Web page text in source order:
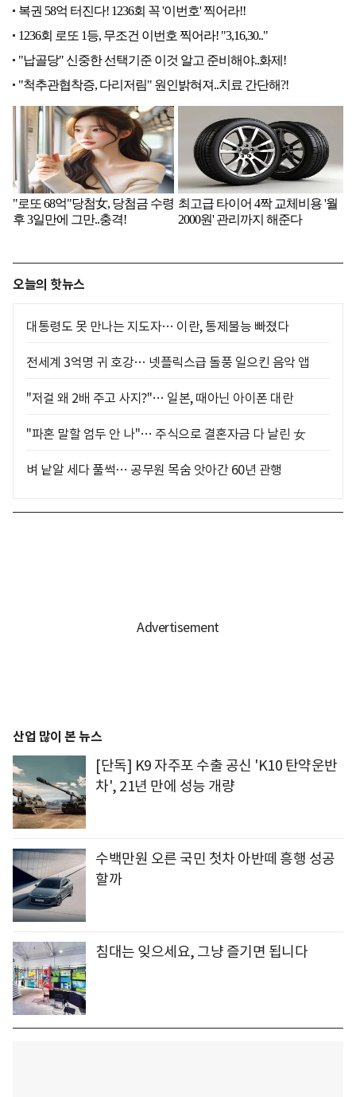
오늘의 핫뉴스
대통령도 못 만나는 지도자… 이란, 통제불능 빠졌다
전세계 3억명 귀 호강… 넷플릭스급 돌풍 일으킨 음악 앱
"저걸 왜 2배 주고 사지?"… 일본, 때아닌 아이폰 대란
"파혼 말할 엄두 안 나"… 주식으로 결혼자금 다 날린 女
벼 낱알 세다 풀썩… 공무원 목숨 앗아간 60년 관행
산업 많이 본 뉴스
[단독] K9 자주포 수출 공신 'K10 탄약운반
차', 21년 만에 성능 개량
수백만원 오른 국민 첫차 아반떼 흥행 성공
할까
침대는 잊으세요, 그냥 즐기면 됩니다